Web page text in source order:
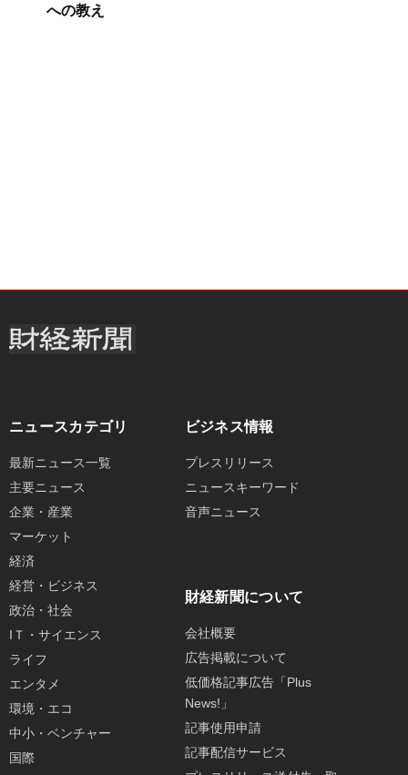
への教え
ニュースカテゴリ
最新ニュース一覧
主要ニュース
企業・産業
マーケット
経済
経営・ビジネス
政治・社会
IＴ・サイエンス
ライフ
エンタメ
環境・エコ
中小・ベンチャー
国際
ビジネス情報
プレスリリース
ニュースキーワード
音声ニュース
財経新聞について
会社概要
広告掲載について
低価格記事広告「Plus
News!」
記事使用申請
記事配信サービス